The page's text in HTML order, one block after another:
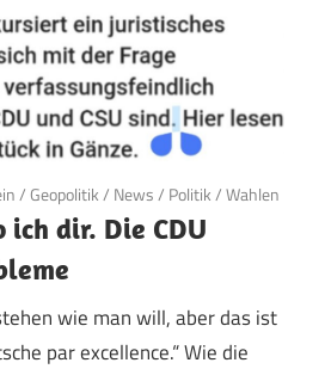
/Geopolitik/ News/ Politik/Wahlen
ich dir. Die CDU
wie man will, aber das ist
par excellence.“ Wie die